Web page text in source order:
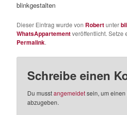
blinkgestalten
Dieser Eintrag wurde von Robertunter
WhatsAppartementveröffentlicht. Setze
Permalink.
Schreibe einen
Du musstangemeldetsein, um
abzugeben.